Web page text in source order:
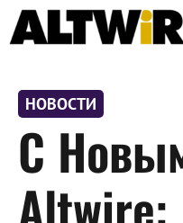
Перейти
НОВОСТИ
С
Altwire: